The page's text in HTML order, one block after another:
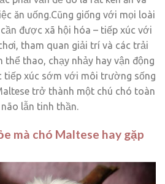
ăn uống.Cũng giống với mọi loài
được xã hội hóa – tiếp xúc với
tham quan giải trí và các trải
thao, chạy nhảy hay vận động
tiếp xúc sớm với môi trường sống
trở thành một chú chó toàn
lẫn tinh thần.
mà chó Maltese hay gặp